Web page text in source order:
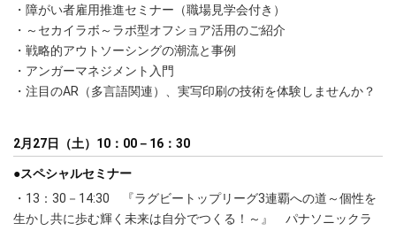
・障がい者雇用推進セミナー（職場見学会付き）
・～セカイラボ～ラボ型オフショア活用のご紹介
・戦略的アウトソーシングの潮流と事例
・アンガーマネジメント入門
・注目のAR（多言語関連）、実写印刷の技術を体験しませんか？
2月27日（土）10：00－16：30
●スペシャルセミナー
・13：30－14:30 『ラグビートップリーグ3連覇への道～個性を
生かし共に歩む輝く未来は自分でつくる！～』 パナソニックラ